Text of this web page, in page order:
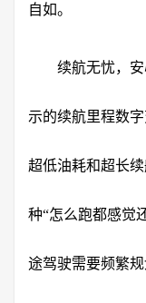
自如。
续航无忧，安
示的续航里程数
超低油耗和超长
种“怎么跑都感觉
途驾驶需要频繁